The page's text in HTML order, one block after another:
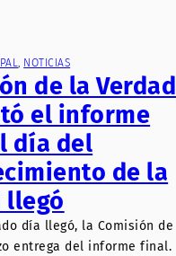
NOTICIAS
de la Verdad
el informe
día del
de la
llegó
día llegó, la Comisión de
entrega del informe final.